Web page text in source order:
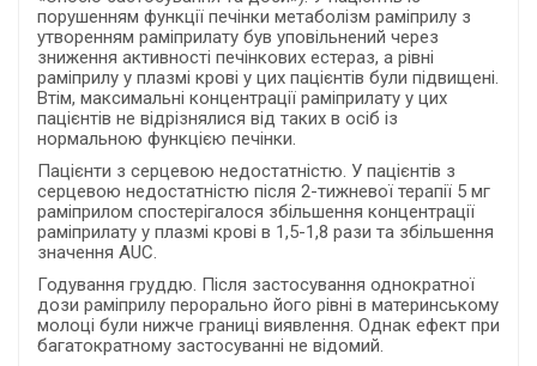
порушенням функції печінки метаболізм раміприлу з
утворенням раміприлату був уповільнений через
зниження активності печінкових естераз, а рівні
раміприлу у плазмі крові у цих пацієнтів були підвищені.
Втім, максимальні концентрації раміприлату у цих
пацієнтів не відрізнялися від таких в осіб із
нормальною функцією печінки.
Пацієнти з серцевою недостатністю. У пацієнтів з
серцевою недостатністю після 2-тижневої терапії 5 мг
раміприлом спостерігалося збільшення концентрації
раміприлату у плазмі крові в 1,5-1,8 рази та збільшення
значення AUC.
Годування груддю. Після застосування однократної
дози раміприлу перорально його рівні в материнському
молоці були нижче границі виявлення. Однак ефект при
багатократному застосуванні не відомий.